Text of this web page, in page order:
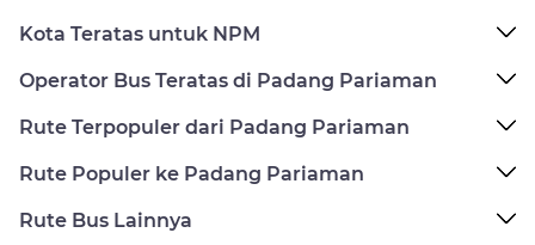
Kota Teratas untuk NPM
Operator Bus Teratas di Padang Pariaman
Rute Terpopuler dari Padang Pariaman
Rute Populer ke Padang Pariaman
Rute Bus Lainnya